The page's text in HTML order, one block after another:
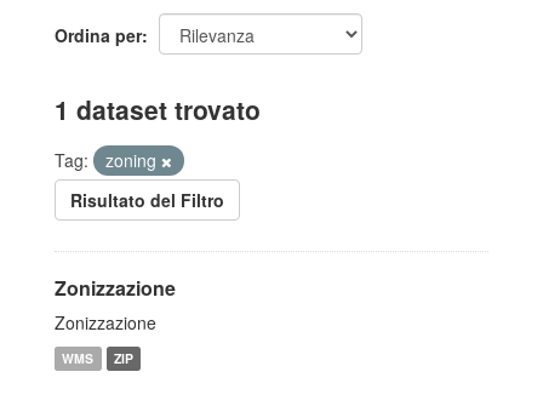
Ordina per
1 dataset trovato
Tag:
zoning
Risultato del Filtro
Zonizzazione
Zonizzazione
WMS ZIP